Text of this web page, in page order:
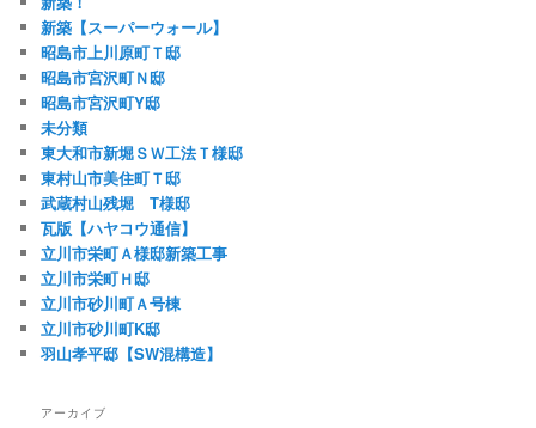
新築【スーパーウォール】
昭島市上川原町Ｔ邸
昭島市宮沢町Ｎ邸
昭島市宮沢町Y邸
未分類
東大和市新堀ＳＷ工法Ｔ様邸
東村山市美住町Ｔ邸
武蔵村山残堀 T様邸
瓦版【ハヤコウ通信】
立川市栄町Ａ様邸新築工事
立川市栄町Ｈ邸
立川市砂川町Ａ号棟
立川市砂川町K邸
羽山孝平邸【SW混構造】
アーカイブ